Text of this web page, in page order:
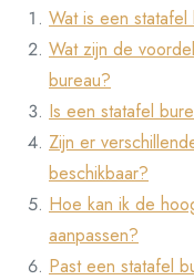
Wat is een
Wat zijn de
bureau?
Is een statafel
Zijn er
beschikbaar?
Hoe kan ik de
aanpassen?
Past een statafel